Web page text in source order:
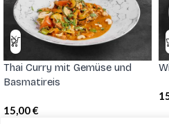
Thai Curry mit Gemüse und
Basmatireis
15,00€